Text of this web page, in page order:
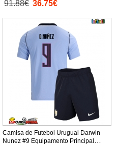
91.88€ 36.75€
Camisa de Futebol Uruguai Darwin
Nunez #9 Equipamento Principal